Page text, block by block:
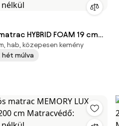
HYBRID FOAM 19 cm
Matracvédő: Matracvédő
hab, közepesen kemény
hét múlva